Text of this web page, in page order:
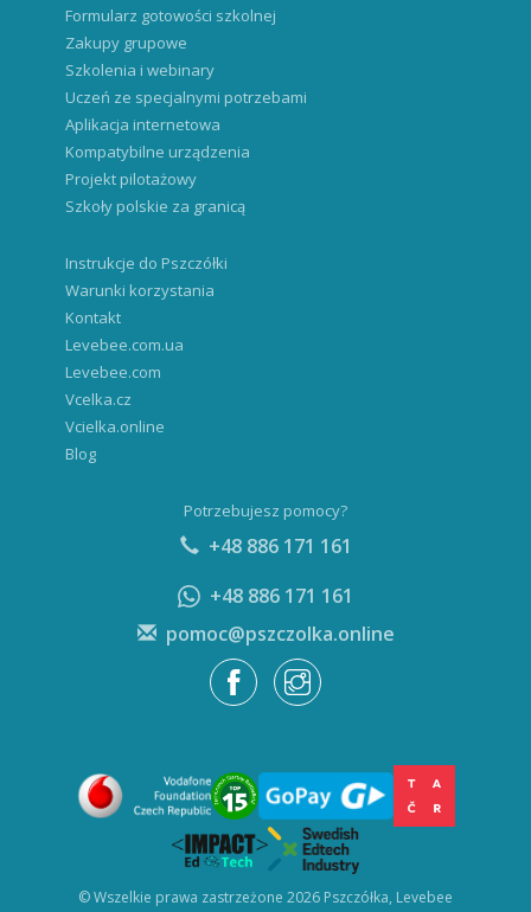
Formularz gotowości szkolnej
Zakupy grupowe
Szkolenia i webinary
Uczeń ze specjalnymi potrzebami
Aplikacja internetowa
Kompatybilne urządzenia
Projekt pilotażowy
Szkoły polskie za granicą
Instrukcje do Pszczółki
Warunki korzystania
Kontakt
Levebee.com.ua
Levebee.com
Vcelka.cz
Vcielka.online
Blog
Potrzebujesz pomocy?
+48 886 171 161
+48 886 171 161
pomoc@pszczolka.online
© Wszelkie prawa zastrzeżone 2026 Pszczółka, Levebee